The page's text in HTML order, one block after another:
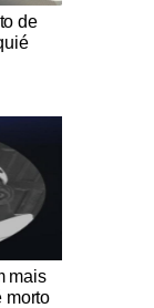
de
mais
morto